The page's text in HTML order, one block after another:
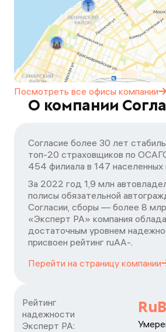
Посмотреть все офисы компании
О компании
Согласие более 30 лет
топ-20 страховщиков по
454 филиала в 147 населенных
За 2022 год 1,9 млн
полисы обязательной
Согласии, сборы — более 8
«Эксперт РА» компания
достаточным уровнем
присвоен рейтинг ruАА-.
Перейти на страницу компании
Рейтинг
надежности
Эксперт РА: